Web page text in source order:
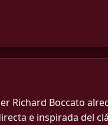
Richard Boccato
e inspirada del